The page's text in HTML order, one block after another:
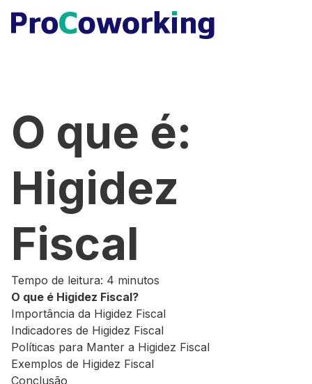
O que é:
Higidez
Fiscal
Tempo de leitura: 4 minutos
O que é Higidez Fiscal?
Importância da Higidez Fiscal
Indicadores de Higidez Fiscal
Políticas para Manter a Higidez Fiscal
Exemplos de Higidez Fiscal
Conclusão